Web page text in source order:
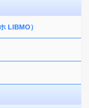
LIBMO）